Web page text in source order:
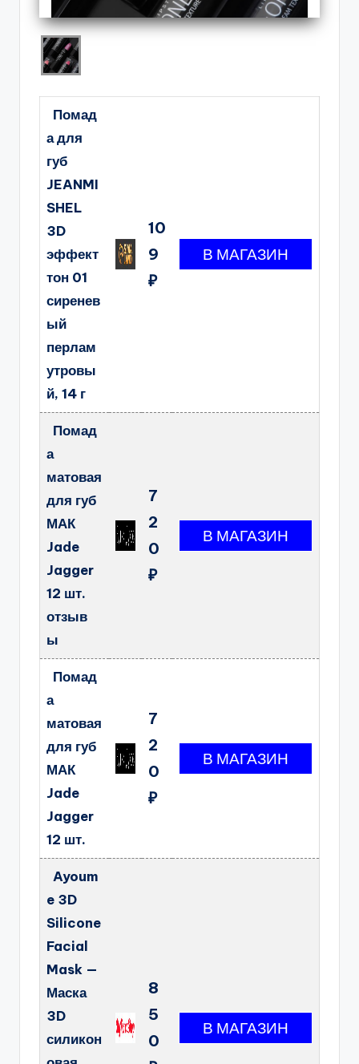
Помад
а для
губ
JEANMI
SHEL
3D
эффект
тон 01
сиренев
ый
перлам
утровы
й, 14 г
10
9
₽
Помад
а
матовая
для губ
МАК
Jade
Jagger
12 шт.
отзыв
ы
7
2
0
₽
Помад
а
матовая
для губ
МАК
Jade
Jagger
12 шт.
7
2
0
₽
Ayoum
e 3D
Silicone
Facial
Mask —
Маска
3D
силикон
8
5
0